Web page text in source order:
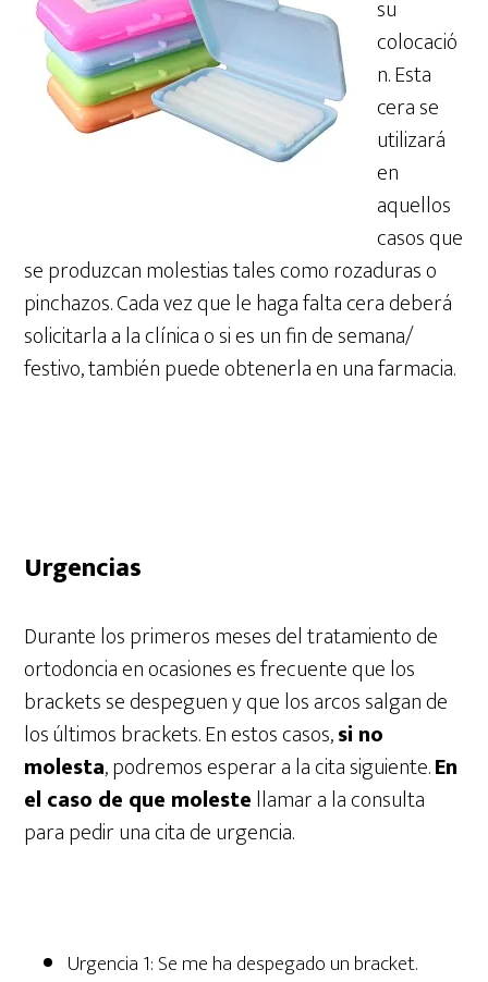
su
colocació
n. Esta
cera se
utilizará
en
aquellos
casos que
se produzcan molestias tales como rozaduras o
pinchazos. Cada vez que le haga falta cera deberá
solicitarla a la clínica o si es un fin de semana/
festivo, también puede obtenerla en una farmacia.
Urgencias
Durante los primeros meses del tratamiento de
ortodoncia en ocasiones es frecuente que los
brackets se despeguen y que los arcos salgan de
los últimos brackets. En estos casos,si no
molesta, podremos esperar a la cita siguiente.En
el caso de que molestellamar a la consulta
para pedir una cita de urgencia.
Urgencia 1: Se me ha despegado un bracket.